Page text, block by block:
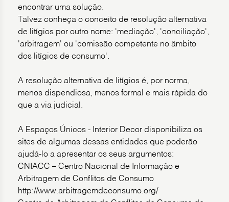
encontrar uma solução.
Talvez conheça o conceito de resolução alternativa
de litígios por outro nome: 'mediação', 'conciliação',
'arbitragem' ou 'comissão competente no âmbito
dos litígios de consumo'.
A resolução alternativa de litígios é, por norma,
menos dispendiosa, menos formal e mais rápida do
que a via judicial.
A Espaços Únicos - Interior Decor disponibiliza os
sites de algumas dessas entidades que poderão
ajudá-lo a apresentar os seus argumentos:
CNIACC – Centro Nacional de Informação e
Arbitragem de Conflitos de Consumo
http://www.arbitragemdeconsumo.org/